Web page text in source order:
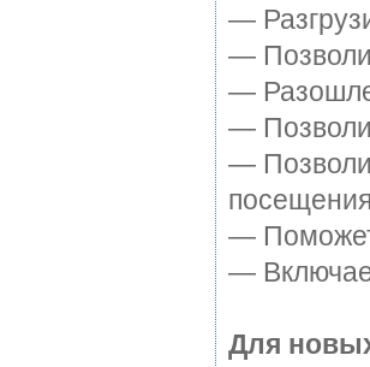
—
—
—
—
—
— Поможет
—
Для